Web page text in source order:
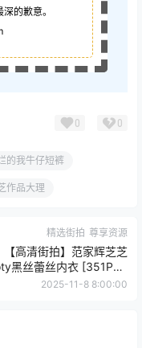
的歉意。
0 0
的我牛仔短裤
作品大理
精选街拍 尊享资源
【高清街拍】范家辉芝芝
黑丝蕾丝内衣 [351P3V
12GB]
2025-11-8 8:00:00